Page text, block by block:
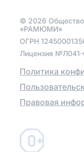
зубов на 4
Поставить
коронки
Коронки из
© 2026 Общество
«РАМЮМИ»
ОГРН
Лицензия №Л041-
Политика
Правовая